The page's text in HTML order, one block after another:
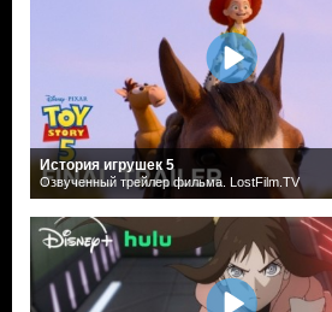
История игрушек 5
Озвученный трейлер фильма. LostFilm.TV